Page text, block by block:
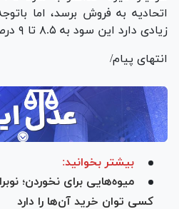
اتحادیه به فروش برسد، اما
زیادی دارد این سود به ۸.۵ تا ۹ درصد کاهش می‌یابد.
انتهای پیام/
بیشتر بخوانید:
میوه‌هایی برای نخوردن؛
کسی توان خرید آن‌ها را دارد